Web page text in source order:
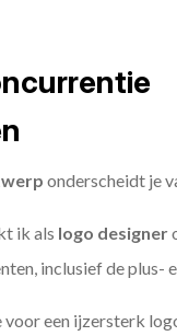
onderscheidt je
ik als logo designer
inclusief de plus-
een ijzersterk